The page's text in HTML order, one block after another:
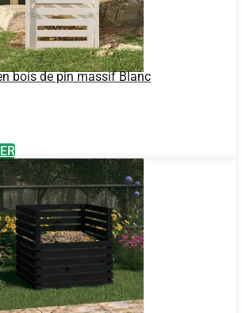
bois de pin massif Blanc